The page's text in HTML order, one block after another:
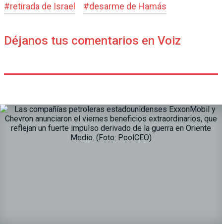
#retirada de Israel #desarme de Hamás
Déjanos tus comentarios en Voiz